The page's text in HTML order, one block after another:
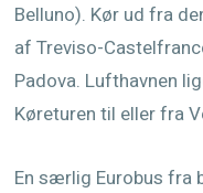
Belluno). Kør ud fra
af Treviso-
Padova. Lufthavnen
Køreturen til eller fra
En særlig Eurobus fra